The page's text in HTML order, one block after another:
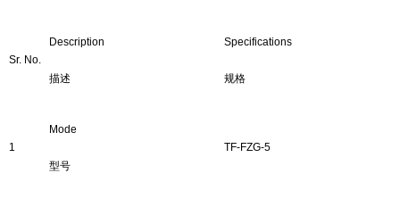
Sr. No.
Description
描述
Specifications
规格
1
Mode
型号
TF-FZG-5